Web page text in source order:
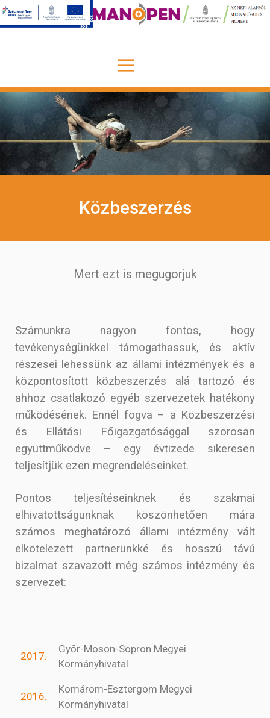
Közbeszerzés
Mert ezt is megugorjuk
Számunkra nagyon fontos, hogy
tevékenységünkkel támogathassuk, és aktív
részesei lehessünk az állami intézmények és a
központosított közbeszerzés alá tartozó és
ahhoz csatlakozó egyéb szervezetek hatékony
működésének. Ennél fogva – a Közbeszerzési
és Ellátási Főigazgatósággal szorosan
együttműködve – egy évtizede sikeresen
teljesítjük ezen megrendeléseinket.
Pontos teljesítéseinknek és szakmai
elhivatottságunknak köszönhetően mára
számos meghatározó állami intézmény vált
elkötelezett partnerünkké és hosszú távú
bizalmat szavazott még számos intézmény és
szervezet:
2017.
Győr-Moson-Sopron Megyei
Kormányhivatal
2016.
Komárom-Esztergom Megyei
Kormányhivatal